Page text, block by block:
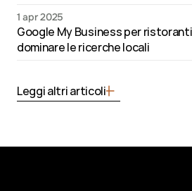
1 apr 2025
Google My Business per
dominare le ricerche locali
Leggi altri articoli